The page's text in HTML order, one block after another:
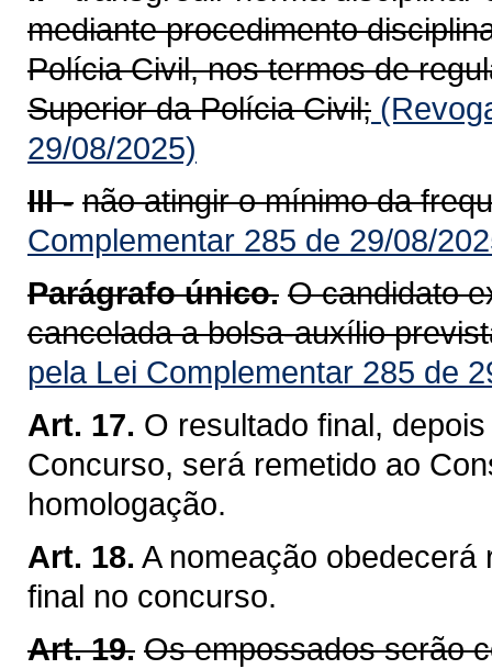
mediante procedimento
Polícia Civil, nos termos de
Superior da Polícia Civil;
29/08/2025)
III - não atingir o mínimo da
Complementar 285 de 29/08/
Parágrafo único. O candidato
cancelada a bolsa-auxílio
pela Lei Complementar 285 de
Art. 17. O resultado final,
Concurso, será remetido ao
homologação.
Art. 18. A nomeação
final no concurso.
Art. 19. Os empossados serão